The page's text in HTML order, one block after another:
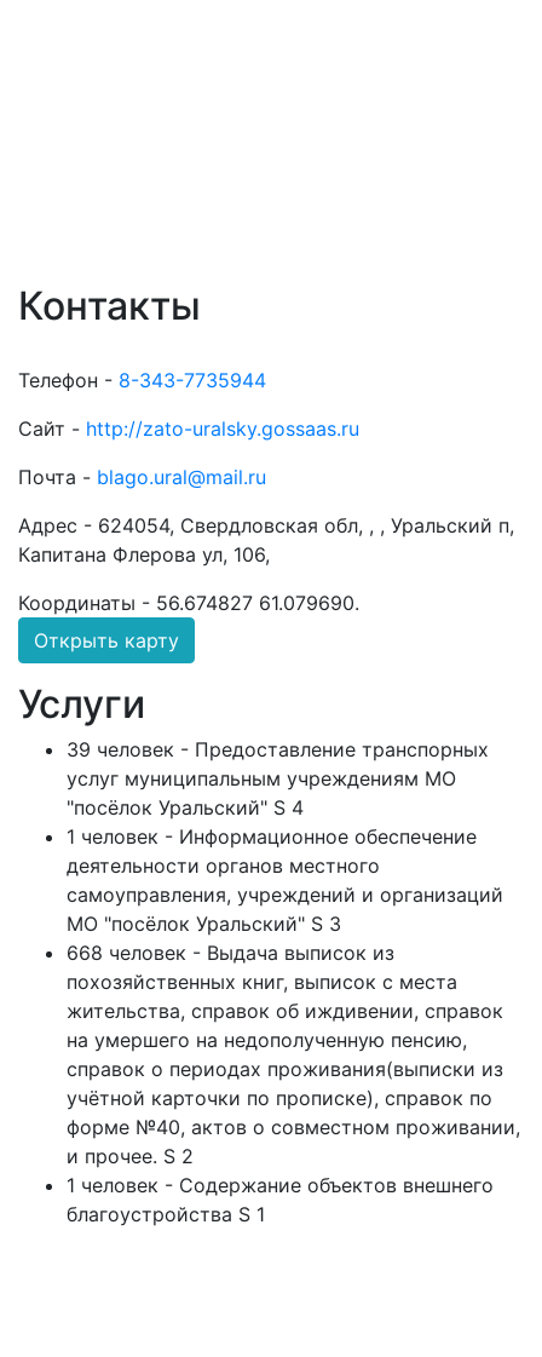
Контакты
Телефон - 8-343-7735944
Сайт - http://zato-uralsky.gossaas.ru
Почта - blago.ural@mail.ru
Адрес - 624054, Свердловская обл, , , Уральский п,
Капитана Флерова ул, 106,
Координаты - 56.674827 61.079690.
Открыть карту
Услуги
39 человек - Предоставление транспорных
услуг муниципальным учреждениям МО
"посёлок Уральский" S 4
1 человек - Информационное обеспечение
деятельности органов местного
самоуправления, учреждений и организаций
МО "посёлок Уральский" S 3
668 человек - Выдача выписок из
похозяйственных книг, выписок с места
жительства, справок об иждивении, справок
на умершего на недополученную пенсию,
справок о периодах проживания(выписки из
учётной карточки по прописке), справок по
форме №40, актов о совместном проживании,
и прочее. S 2
1 человек - Содержание объектов внешнего
благоустройства S 1